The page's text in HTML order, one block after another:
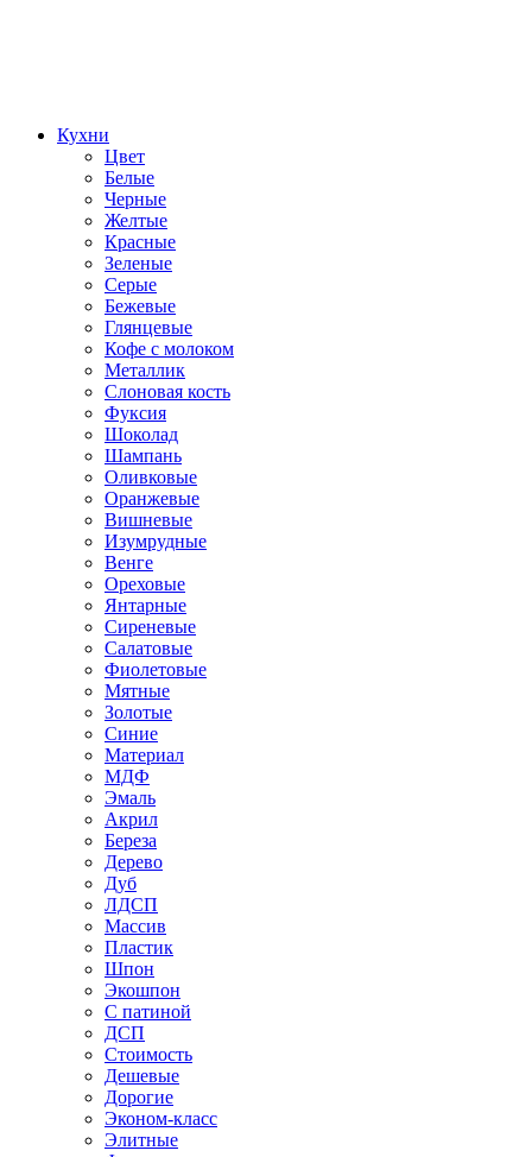
Кухни
Цвет
Белые
Черные
Желтые
Красные
Зеленые
Серые
Бежевые
Глянцевые
Кофе с молоком
Металлик
Слоновая кость
Фуксия
Шоколад
Шампань
Оливковые
Оранжевые
Вишневые
Изумрудные
Венге
Ореховые
Янтарные
Сиреневые
Салатовые
Фиолетовые
Мятные
Золотые
Синие
Материал
МДФ
Эмаль
Акрил
Береза
Дерево
Дуб
ЛДСП
Массив
Пластик
Шпон
Экошпон
С патиной
ДСП
Стоимость
Дешевые
Дорогие
Эконом-класс
Элитные